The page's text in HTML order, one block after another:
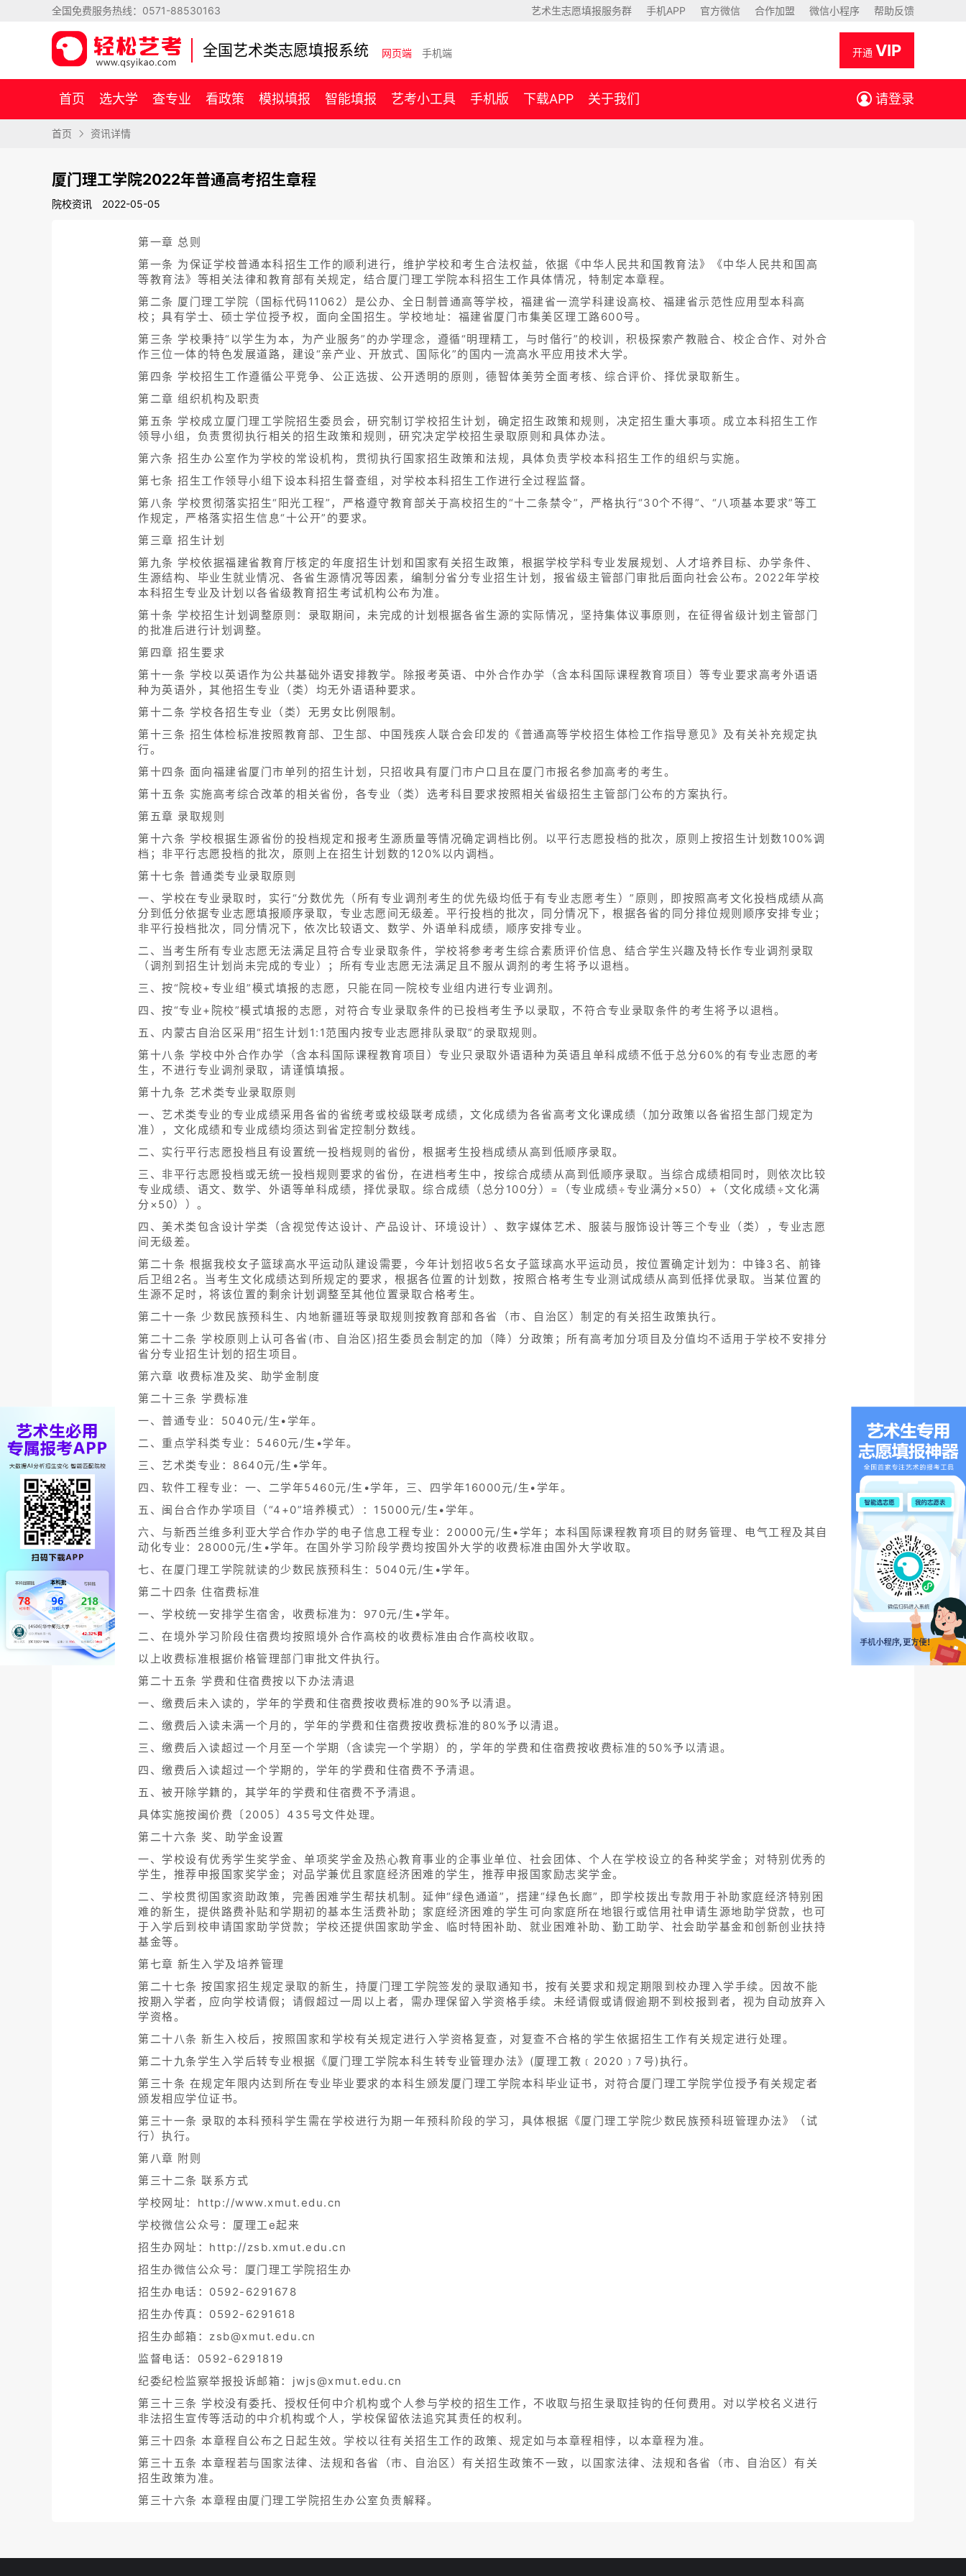
全国免费服务热线： 0571-88530163 艺术生志愿填报服务群 手机APP 官方微信 合作加盟 微信小程序 帮助反馈
全国艺术类志愿填报系统 网页端 手机端 开通 VIP
首页 选大学 查专业 看政策 模拟填报 智能填报 艺考小工具 手机版 下载APP 关于我们 请登录
首页 资讯详情
厦门理工学院2022年普通高考招生章程
院校资讯 2022-05-05
第一章 总则
第一条 为保证学校普通本科招生工作的顺利进行，维护学校和考生合法权益，依据《中华人民共和国教育法》《中华人民共和国高
等教育法》等相关法律和教育部有关规定，结合厦门理工学院本科招生工作具体情况，特制定本章程。
第二条 厦门理工学院（国标代码11062）是公办、全日制普通高等学校，福建省一流学科建设高校、福建省示范性应用型本科高
校；具有学士、硕士学位授予权，面向全国招生。学校地址：福建省厦门市集美区理工路600号。
第三条 学校秉持“以学生为本，为产业服务”的办学理念，遵循“明理精工，与时偕行”的校训，积极探索产教融合、校企合作、对外合
作三位一体的特色发展道路，建设“亲产业、开放式、国际化”的国内一流高水平应用技术大学。
第四条 学校招生工作遵循公平竞争、公正选拔、公开透明的原则，德智体美劳全面考核、综合评价、择优录取新生。
第二章 组织机构及职责
第五条 学校成立厦门理工学院招生委员会，研究制订学校招生计划，确定招生政策和规则，决定招生重大事项。成立本科招生工作
领导小组，负责贯彻执行相关的招生政策和规则，研究决定学校招生录取原则和具体办法。
第六条 招生办公室作为学校的常设机构，贯彻执行国家招生政策和法规，具体负责学校本科招生工作的组织与实施。
第七条 招生工作领导小组下设本科招生督查组，对学校本科招生工作进行全过程监督。
第八条 学校贯彻落实招生“阳光工程”，严格遵守教育部关于高校招生的“十二条禁令”，严格执行“30个不得”、“八项基本要求”等工
作规定，严格落实招生信息“十公开”的要求。
第三章 招生计划
第九条 学校依据福建省教育厅核定的年度招生计划和国家有关招生政策，根据学校学科专业发展规划、人才培养目标、办学条件、
生源结构、毕业生就业情况、各省生源情况等因素，编制分省分专业招生计划，报省级主管部门审批后面向社会公布。2022年学校
本科招生专业及计划以各省级教育招生考试机构公布为准。
第十条 学校招生计划调整原则：录取期间，未完成的计划根据各省生源的实际情况，坚持集体议事原则，在征得省级计划主管部门
的批准后进行计划调整。
第四章 招生要求
第十一条 学校以英语作为公共基础外语安排教学。除报考英语、中外合作办学（含本科国际课程教育项目）等专业要求高考外语语
种为英语外，其他招生专业（类）均无外语语种要求。
第十二条 学校各招生专业（类）无男女比例限制。
第十三条 招生体检标准按照教育部、卫生部、中国残疾人联合会印发的《普通高等学校招生体检工作指导意见》及有关补充规定执
行。
第十四条 面向福建省厦门市单列的招生计划，只招收具有厦门市户口且在厦门市报名参加高考的考生。
第十五条 实施高考综合改革的相关省份，各专业（类）选考科目要求按照相关省级招生主管部门公布的方案执行。
第五章 录取规则
第十六条 学校根据生源省份的投档规定和报考生源质量等情况确定调档比例。以平行志愿投档的批次，原则上按招生计划数100%调
档；非平行志愿投档的批次，原则上在招生计划数的120%以内调档。
第十七条 普通类专业录取原则
一、学校在专业录取时，实行“分数优先（所有专业调剂考生的优先级均低于有专业志愿考生）”原则，即按照高考文化投档成绩从高
分到低分依据专业志愿填报顺序录取，专业志愿间无级差。平行投档的批次，同分情况下，根据各省的同分排位规则顺序安排专业；
非平行投档批次，同分情况下，依次比较语文、数学、外语单科成绩，顺序安排专业。
二、当考生所有专业志愿无法满足且符合专业录取条件，学校将参考考生综合素质评价信息、结合学生兴趣及特长作专业调剂录取
（调剂到招生计划尚未完成的专业）；所有专业志愿无法满足且不服从调剂的考生将予以退档。
三、按“院校+专业组”模式填报的志愿，只能在同一院校专业组内进行专业调剂。
四、按“专业+院校”模式填报的志愿，对符合专业录取条件的已投档考生予以录取，不符合专业录取条件的考生将予以退档。
五、内蒙古自治区采用“招生计划1:1范围内按专业志愿排队录取”的录取规则。
第十八条 学校中外合作办学（含本科国际课程教育项目）专业只录取外语语种为英语且单科成绩不低于总分60%的有专业志愿的考
生，不进行专业调剂录取，请谨慎填报。
第十九条 艺术类专业录取原则
一、艺术类专业的专业成绩采用各省的省统考或校级联考成绩，文化成绩为各省高考文化课成绩（加分政策以各省招生部门规定为
准），文化成绩和专业成绩均须达到省定控制分数线。
二、实行平行志愿投档且有设置统一投档规则的省份，根据考生投档成绩从高到低顺序录取。
三、非平行志愿投档或无统一投档规则要求的省份，在进档考生中，按综合成绩从高到低顺序录取。当综合成绩相同时，则依次比较
专业成绩、语文、数学、外语等单科成绩，择优录取。综合成绩（总分100分）=（专业成绩÷专业满分×50）+（文化成绩÷文化满
分×50））。
四、美术类包含设计学类（含视觉传达设计、产品设计、环境设计）、数字媒体艺术、服装与服饰设计等三个专业（类），专业志愿
间无级差。
第二十条 根据我校女子篮球高水平运动队建设需要，今年计划招收5名女子篮球高水平运动员，按位置确定计划为：中锋3名、前锋
后卫组2名。当考生文化成绩达到所规定的要求，根据各位置的计划数，按照合格考生专业测试成绩从高到低择优录取。当某位置的
生源不足时，将该位置的剩余计划调整至其他位置录取合格考生。
第二十一条 少数民族预科生、内地新疆班等录取规则按教育部和各省（市、自治区）制定的有关招生政策执行。
第二十二条 学校原则上认可各省(市、自治区)招生委员会制定的加（降）分政策；所有高考加分项目及分值均不适用于学校不安排分
省分专业招生计划的招生项目。
第六章 收费标准及奖、助学金制度
第二十三条 学费标准
一、普通专业：5040元/生•学年。
二、重点学科类专业：5460元/生•学年。
三、艺术类专业：8640元/生•学年。
四、软件工程专业：一、二学年5460元/生•学年，三、四学年16000元/生•学年。
五、闽台合作办学项目（“4+0”培养模式）：15000元/生•学年。
六、与新西兰维多利亚大学合作办学的电子信息工程专业：20000元/生•学年；本科国际课程教育项目的财务管理、电气工程及其自
动化专业：28000元/生•学年。在国外学习阶段学费均按国外大学的收费标准由国外大学收取。
七、在厦门理工学院就读的少数民族预科生：5040元/生•学年。
第二十四条 住宿费标准
一、学校统一安排学生宿舍，收费标准为：970元/生•学年。
二、在境外学习阶段住宿费均按照境外合作高校的收费标准由合作高校收取。
以上收费标准根据价格管理部门审批文件执行。
第二十五条 学费和住宿费按以下办法清退
一、缴费后未入读的，学年的学费和住宿费按收费标准的90%予以清退。
二、缴费后入读未满一个月的，学年的学费和住宿费按收费标准的80%予以清退。
三、缴费后入读超过一个月至一个学期（含读完一个学期）的，学年的学费和住宿费按收费标准的50%予以清退。
四、缴费后入读超过一个学期的，学年的学费和住宿费不予清退。
五、被开除学籍的，其学年的学费和住宿费不予清退。
具体实施按闽价费〔2005〕435号文件处理。
第二十六条 奖、助学金设置
一、学校设有优秀学生奖学金、单项奖学金及热心教育事业的企事业单位、社会团体、个人在学校设立的各种奖学金；对特别优秀的
学生，推荐申报国家奖学金；对品学兼优且家庭经济困难的学生，推荐申报国家励志奖学金。
二、学校贯彻国家资助政策，完善困难学生帮扶机制。延伸“绿色通道”，搭建“绿色长廊”，即学校拨出专款用于补助家庭经济特别困
难的新生，提供路费补贴和学期初的基本生活费补助；家庭经济困难的学生可向家庭所在地银行或信用社申请生源地助学贷款，也可
于入学后到校申请国家助学贷款；学校还提供国家助学金、临时特困补助、就业困难补助、勤工助学、社会助学基金和创新创业扶持
基金等。
第七章 新生入学及培养管理
第二十七条 按国家招生规定录取的新生，持厦门理工学院签发的录取通知书，按有关要求和规定期限到校办理入学手续。因故不能
按期入学者，应向学校请假；请假超过一周以上者，需办理保留入学资格手续。未经请假或请假逾期不到校报到者，视为自动放弃入
学资格。
第二十八条 新生入校后，按照国家和学校有关规定进行入学资格复查，对复查不合格的学生依据招生工作有关规定进行处理。
第二十九条学生入学后转专业根据《厦门理工学院本科生转专业管理办法》(厦理工教﹝2020﹞7号)执行。
第三十条 在规定年限内达到所在专业毕业要求的本科生颁发厦门理工学院本科毕业证书，对符合厦门理工学院学位授予有关规定者
颁发相应学位证书。
第三十一条 录取的本科预科学生需在学校进行为期一年预科阶段的学习，具体根据《厦门理工学院少数民族预科班管理办法》（试
行）执行。
第八章 附则
第三十二条 联系方式
学校网址：http://www.xmut.edu.cn
学校微信公众号：厦理工e起来
招生办网址：http://zsb.xmut.edu.cn
招生办微信公众号：厦门理工学院招生办
招生办电话：0592-6291678
招生办传真：0592-6291618
招生办邮箱：zsb@xmut.edu.cn
监督电话：0592-6291819
纪委纪检监察举报投诉邮箱：jwjs@xmut.edu.cn
第三十三条 学校没有委托、授权任何中介机构或个人参与学校的招生工作，不收取与招生录取挂钩的任何费用。对以学校名义进行
非法招生宣传等活动的中介机构或个人，学校保留依法追究其责任的权利。
第三十四条 本章程自公布之日起生效。学校以往有关招生工作的政策、规定如与本章程相悖，以本章程为准。
第三十五条 本章程若与国家法律、法规和各省（市、自治区）有关招生政策不一致，以国家法律、法规和各省（市、自治区）有关
招生政策为准。
第三十六条 本章程由厦门理工学院招生办公室负责解释。